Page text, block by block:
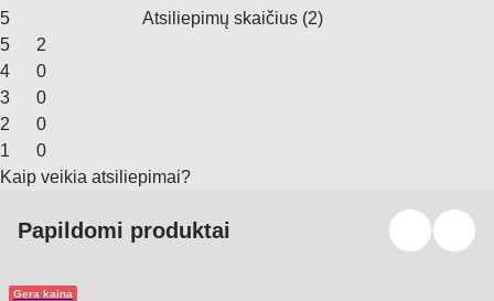
5 Atsiliepimų skaičius (2)
5
2
4
0
3
0
2
0
1
0
Kaip veikia atsiliepimai?
Papildomi produktai
Gera kaina